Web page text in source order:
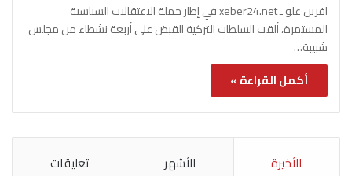
آفرين علو ـ xeber24.net في إطار حملة الاعتقالات السياسية
المستمرة، ألقت السلطات التركية القبض على أربعة نشطاء من مجلس
شبيبة…
أكمل القراءة »
الأخيرة الأشهر تعليقات